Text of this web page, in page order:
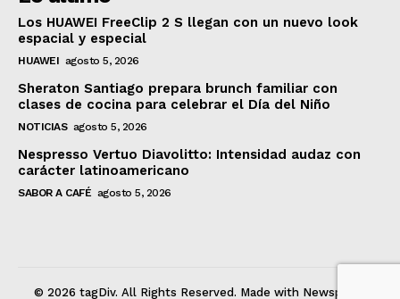
Los HUAWEI FreeClip 2 S llegan con un nuevo look
espacial y especial
HUAWEI agosto 5, 2026
Sheraton Santiago prepara brunch familiar con
clases de cocina para celebrar el Día del Niño
NOTICIAS agosto 5, 2026
Nespresso Vertuo Diavolitto: Intensidad audaz con
carácter latinoamericano
SABOR A CAFÉ agosto 5, 2026
© 2026 tagDiv. All Rights Reserved. Made with Newspaper